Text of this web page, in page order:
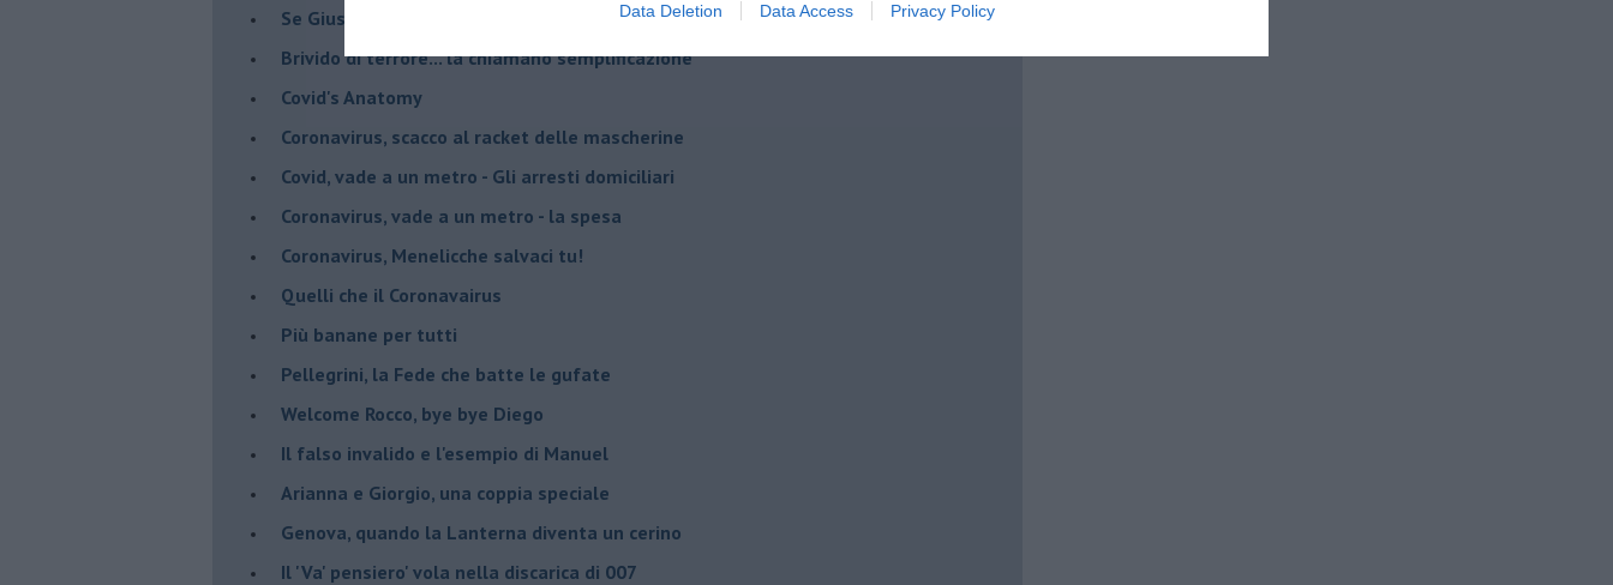
Data Deletion Data Access Privacy Policy
Se Giuseppe Conte si veste da Giovanna d'Arco
Brivido di terrore... la chiamano semplificazione
Covid's Anatomy
Coronavirus, scacco al racket delle mascherine
Covid, vade a un metro - Gli arresti domiciliari
Coronavirus, vade a un metro - la spesa
Coronavirus, Menelicche salvaci tu!
Quelli che il Coronavairus
Più banane per tutti
Pellegrini, la Fede che batte le gufate
Welcome Rocco, bye bye Diego
Il falso invalido e l'esempio di Manuel
Arianna e Giorgio, una coppia speciale
Genova, quando la Lanterna diventa un cerino
Il 'Va' pensiero' vola nella discarica di 007